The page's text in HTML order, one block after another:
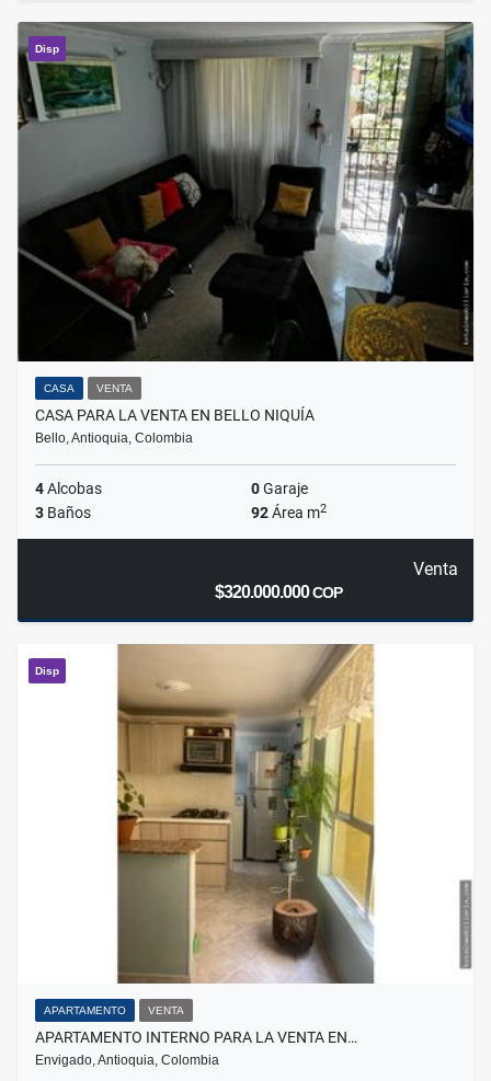
Disp
CASA VENTA
CASA PARA LA VENTA EN BELLO NIQUÍA
Bello, Antioquia, Colombia
4Alcobas 0Garaje
3 Baños 92Área m2
Venta
$320.000.000COP
Disp
APARTAMENTO VENTA
APARTAMENTO INTERNO PARA LA VENTA EN…
Envigado, Antioquia, Colombia